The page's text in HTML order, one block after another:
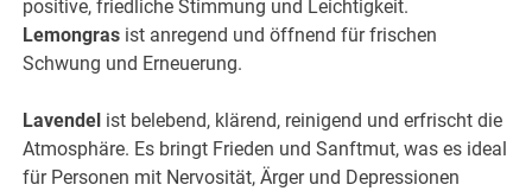
positive, friedliche Stimmung und Leichtigkeit.
Lemongras ist anregend und öffnend für frischen
Schwung und Erneuerung.
Lavendel ist belebend, klärend, reinigend und erfrischt die
Atmosphäre. Es bringt Frieden und Sanftmut, was es ideal
für Personen mit Nervosität, Ärger und Depressionen